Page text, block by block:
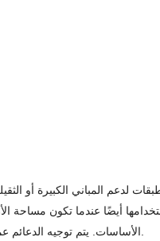
لدعم المباني الكبيرة أو
أيضًا عندما تكون مساحة